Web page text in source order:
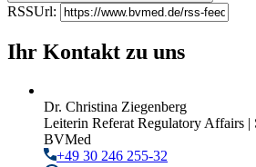
RSSUrl:
Ihr Kontakt zu uns
Dr. Christina Ziegenberg
Leiterin Referat Regulatory Affairs |
BVMed
+49 30 246 255-32